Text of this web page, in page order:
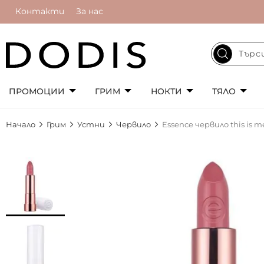
Контакти За нас
ПРОМОЦИИ ГРИМ НОКТИ ТЯЛО
Начало Грим Устни Червило Essence червило this is
галерията